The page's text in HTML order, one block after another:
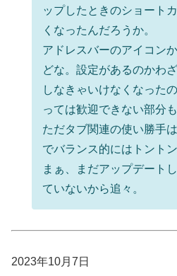
ップしたときのショート
くなったんだろうか。
アドレスバーのアイコン
どな。設定があるのかわ
しなきゃいけなくなった
っては歓迎できない部分
ただタブ関連の使い勝手
でバランス的にはトントン
まぁ、まだアップデート
ていないから追々。
2023年10月7日